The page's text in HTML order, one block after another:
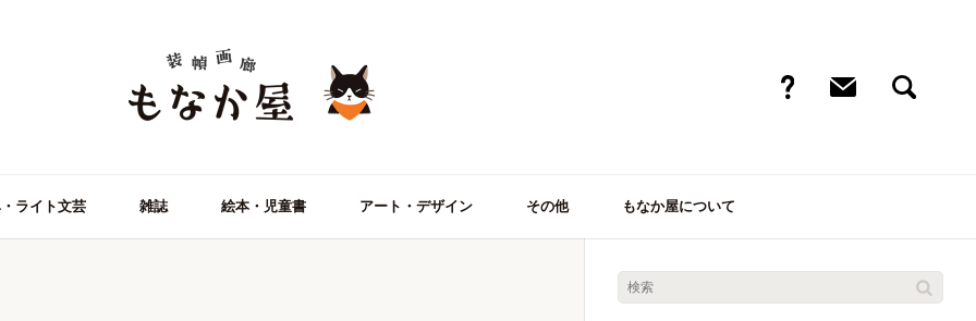
ライト文芸 雑誌 絵本・児童書 アート・デザイン その他 もなか屋について